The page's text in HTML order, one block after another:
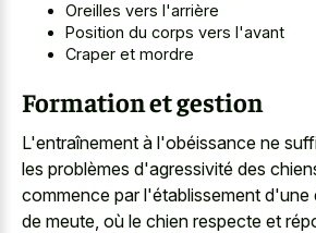
Oreilles vers l'arrière
Position du corps vers l'avant
Craper et mordre
Formation et gestion
L'entraînement à l'obéissance ne
les problèmes d'agressivité des
commence par l'établissement
de meute, où le chien respecte et